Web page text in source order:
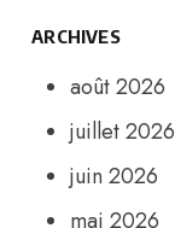
ARCHIVES
août 2026
juillet 2026
juin 2026
mai 2026